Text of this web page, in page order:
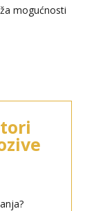
mogućnosti
poruke